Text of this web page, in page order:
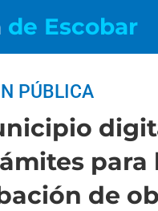
de Escobar
PÚBLICA
para
de